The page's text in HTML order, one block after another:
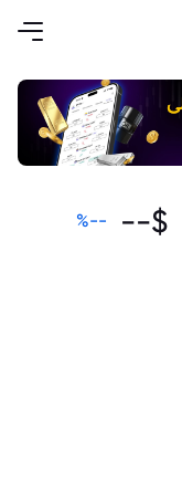
$
--
--
%